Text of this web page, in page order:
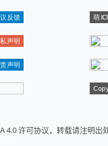
4.0许可协议，转载请注明出处